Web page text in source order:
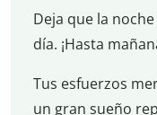
Deja que la
día. ¡Hasta
Tus esfuerzos
un gran sueño